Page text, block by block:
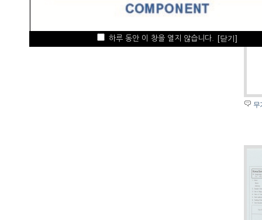
무
하루 동안 이 창을 열지 않습니다.